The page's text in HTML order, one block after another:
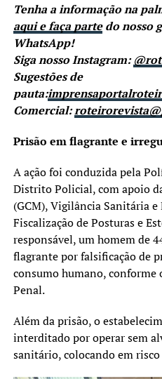
Tenha a informação na
aqui e faça partedo nosso
WhatsApp!
Siga nosso Instagram:
Sugestões de
pauta:
Comercial:
Prisão em flagrante e
A ação foi conduzida pela
Distrito Policial, com apoio
(GCM), Vigilância Sanitária
Fiscalização de Posturas e
responsável, um homem de
flagrante por falsificação de
consumo humano, conforme
Penal.
Além da prisão, o
interditado por operar sem
sanitário, colocando em